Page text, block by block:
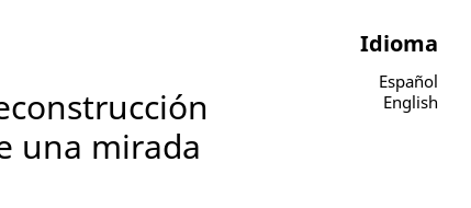
una mirada
Idioma
Español
English